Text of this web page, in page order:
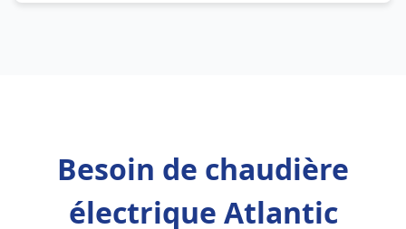
Besoin de chaudière
électrique Atlantic